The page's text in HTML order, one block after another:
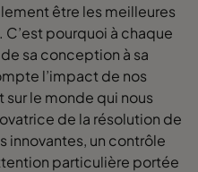
être les meilleures
pourquoi à chaque
sa conception à sa
l’impact de nos
le monde qui nous
de la résolution de
un contrôle
particulière portée